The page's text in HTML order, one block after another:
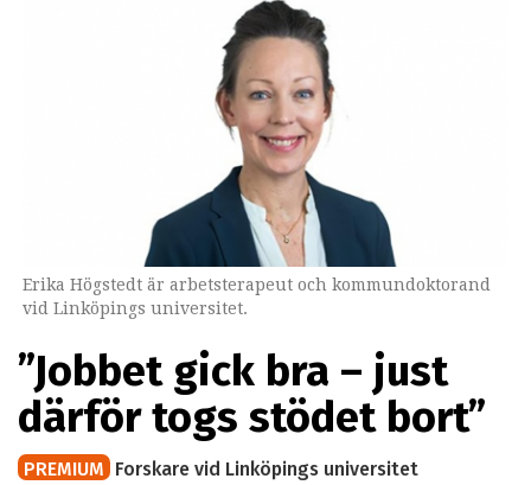
Erika Högstedt är arbetsterapeut och kommundoktorand
vid Linköpings universitet.
”Jobbet gick bra – just
därför togs stödet bort”
PREMIUM Forskare vid Linköpings universitet